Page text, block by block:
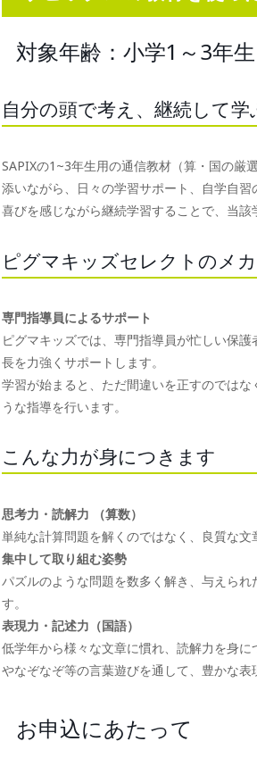
対象年齢：小学1～3年生
自分の頭で考え、継続して
SAPIXの1~3年生用の通信教材（算・国の厳
添いながら、日々の学習サポート、自学自
喜びを感じながら継続学習することで、当該
ピグマキッズセレクトのメ
専門指導員によるサポート
ピグマキッズでは、専門指導員が忙しい保
長を力強くサポートします。
学習が始まると、ただ間違いを正すのでは
うな指導を行います。
こんな力が身につきます
思考力・読解力 （算数）
単純な計算問題を解くのではなく、良質な文
集中して取り組む姿勢
パズルのような問題を数多く解き、与えら
す。
表現力・記述力（国語）
低学年から様々な文章に慣れ、読解力を身
やなぞなぞ等の言葉遊びを通して、豊かな表
お申込にあたって